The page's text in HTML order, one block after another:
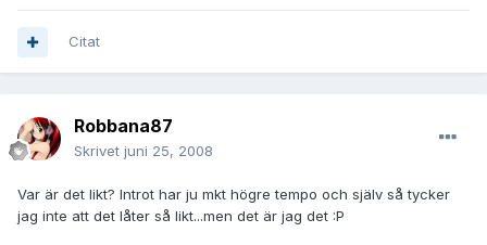
Citat
Robbana87
Skrivet juni 25, 2008
Var är det likt? Introt har ju mkt högre tempo och själv så tycker
jag inte att det låter så likt...men det är jag det :P